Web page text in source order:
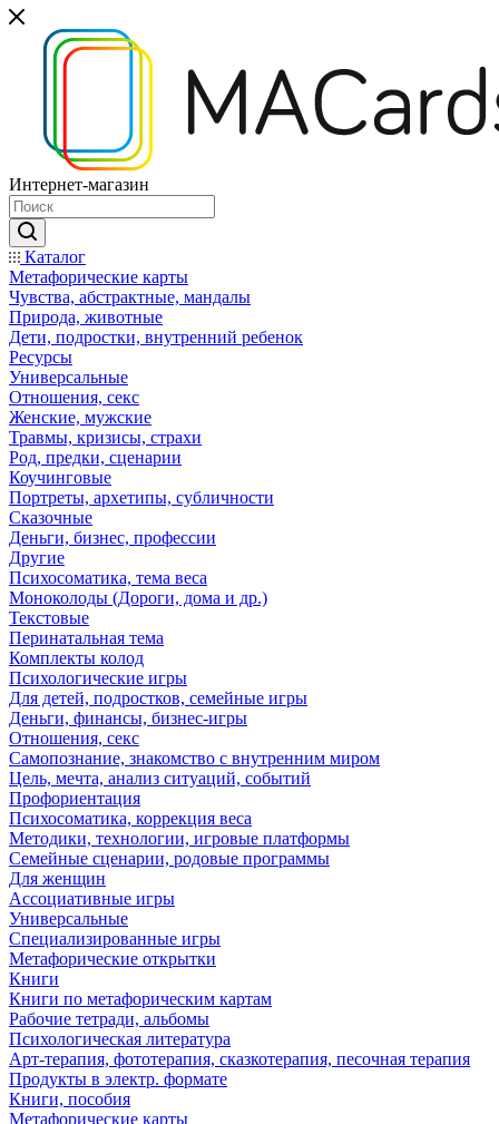
Интернет-магазин
Каталог
Mетафорические карты
Чувства, абстрактные, мандалы
Природа, животные
Дети, подростки, внутренний ребенок
Ресурсы
Универсальные
Отношения, секс
Женские, мужские
Травмы, кризисы, страхи
Род, предки, сценарии
Коучинговые
Портреты, архетипы, субличности
Сказочные
Деньги, бизнес, профессии
Другие
Психосоматика, тема веса
Моноколоды (Дороги, дома и др.)
Текстовые
Перинатальная тема
Комплекты колод
Психологические игры
Для детей, подростков, семейные игры
Деньги, финансы, бизнес-игры
Отношения, секс
Самопознание, знакомство с внутренним миром
Цель, мечта, анализ ситуаций, событий
Профориентация
Психосоматика, коррекция веса
Методики, технологии, игровые платформы
Семейные сценарии, родовые программы
Для женщин
Ассоциативные игры
Универсальные
Специализированные игры
Метафорические открытки
Книги
Книги по метафорическим картам
Рабочие тетради, альбомы
Психологическая литература
Арт-терапия, фототерапия, сказкотерапия, песочная терапия
Продукты в электр. формате
Книги, пособия
Метафорические карты